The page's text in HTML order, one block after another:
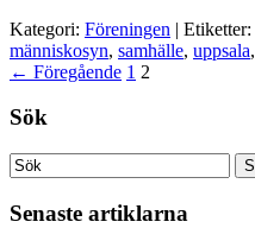
Kategori: Föreningen | Etiketter:
människosyn, samhälle, uppsala,
← Föregående 1 2
Sök
Senaste artiklarna